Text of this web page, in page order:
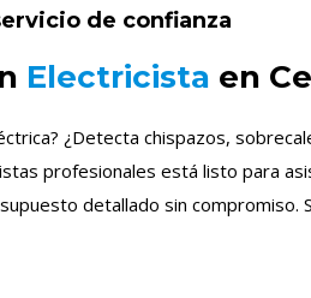
de confianza
Electricista en
¿Detecta chispazos,
profesionales está listo para
detallado sin compromiso.